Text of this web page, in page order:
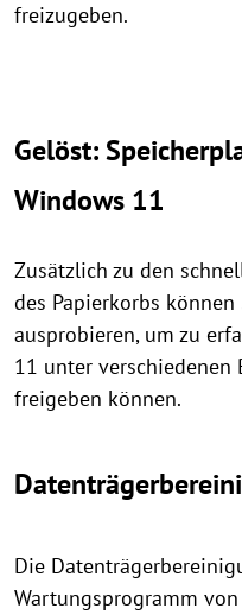
freizugeben.
Gelöst:
Windows 11
Zusätzlich zu den
des Papierkorbs
ausprobieren, um zu
11 unter verschiedenen
freigeben können.
Die
Wartungsprogramm